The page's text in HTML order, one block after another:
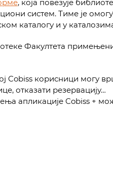
, која повезује
систем. Тиме је
каталогу и у
Факултета
Cobiss корисници могу
отказати резервацију…
апликације Cobiss +